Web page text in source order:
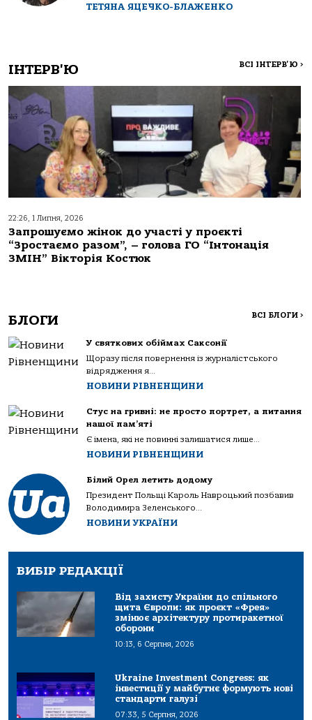
ТЕТЯНА ЯЦЕЧКО-БЛАЖЕНКО
ІНТЕРВ'Ю ВСІ ІНТЕРВ'Ю >
22:26, 1 Липня, 2026
Запрошуємо жінок до участі у проєкті
“Зростаємо разом”, – голова ГО “Інтонація
ЗМІН” Вікторія Костюк
БЛОГИ ВСІ БЛОГИ >
У святкових обіймах Саксонії
Щоразу після повернення із журналістського
відрядження я...
НОВИНИ РІВНЕНЩИНИ
Стус на гривні: не просто портрет, а питання
нашої пам’яті
Є імена, які не повинні залишатися лише...
НОВИНИ РІВНЕНЩИНИ
Білий Орел летить додому
Президент Польщі Кароль Навроцький позбавив
Володимира Зеленського...
НОВИНИ УКРАЇНИ
ВИБІР РЕДАКЦІЇ
Від захисту України до спільного
щита Європи: як проєкт «Фрея»
змінює архітектуру протиракетної
оборони
10:13, 6 Серпня, 2026
Ukraine Investment Congress: як
інвестиції у майбутнє формують нові
стандарти галузі
07:33, 5 Серпня, 2026